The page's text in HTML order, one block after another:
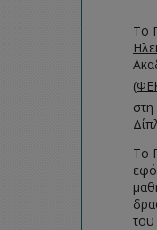
Το
(
Το
του